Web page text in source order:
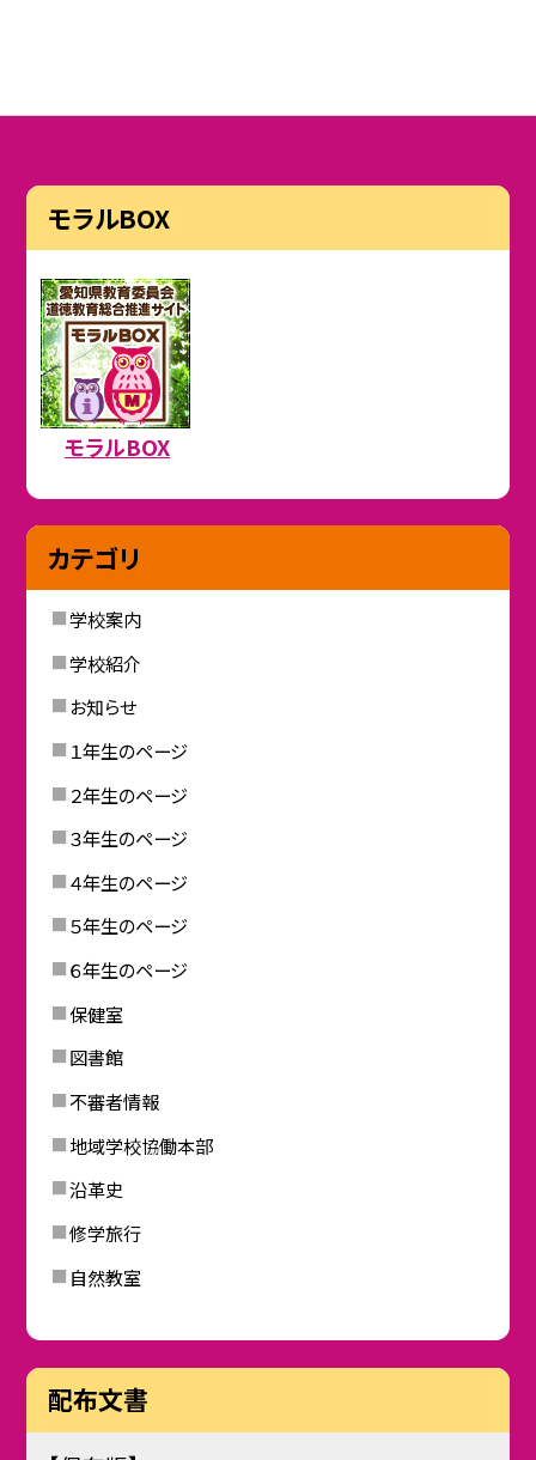
モラルBOX
モラルBOX
カテゴリ
学校案内
学校紹介
お知らせ
１年生のページ
２年生のページ
３年生のページ
４年生のページ
５年生のページ
６年生のページ
保健室
図書館
不審者情報
地域学校協働本部
沿革史
修学旅行
自然教室
配布文書